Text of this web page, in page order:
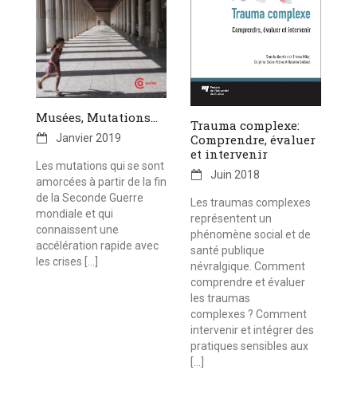
Musées, Mutations...
Janvier 2019
Les mutations qui se sont
amorcées à partir de la fin
de la Seconde Guerre
mondiale et qui
connaissent une
accélération rapide avec
les crises […]
Trauma complexe:
Comprendre, évaluer
et intervenir
Juin 2018
Les traumas complexes
représentent un
phénomène social et de
santé publique
névralgique. Comment
comprendre et évaluer
les traumas
complexes ? Comment
intervenir et intégrer des
pratiques sensibles aux